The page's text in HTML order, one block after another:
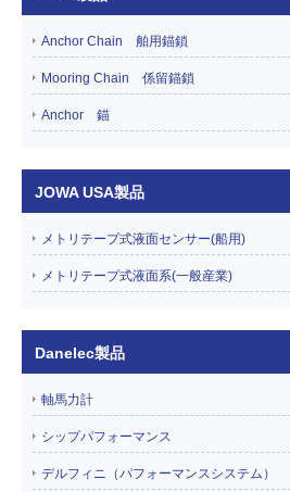
Anchor Chain 舶用錨鎖
Mooring Chain 係留錨鎖
Anchor 錨
JOWA USA製品
メトリテープ式液面センサー(船用)
メトリテープ式液面系(一般産業)
Danelec製品
軸馬力計
シップパフォーマンス
デルフィニ（パフォーマンスシステム）